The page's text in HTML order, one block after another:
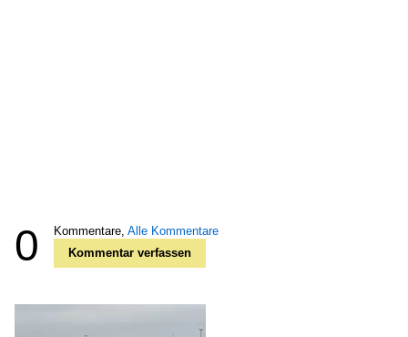
0 Kommentare, Alle Kommentare
Kommentar verfassen